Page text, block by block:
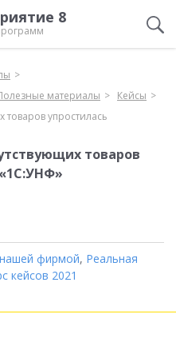
8
материалы
Кейсы
упростилась
товаров
фирмой, Реальная
кейсов 2021